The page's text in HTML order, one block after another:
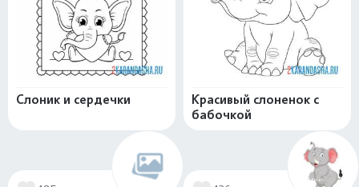
Слоник и сердечки
Красивый слоненок с
бабочкой